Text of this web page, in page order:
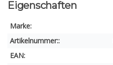
Eigenschaften
Marke:
Artikelnummer::
EAN: